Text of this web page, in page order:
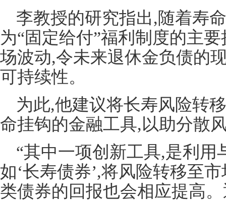
李教授的研究指出,随着寿
为“固定给付”福利制度的主
场波动,令未来退休金负债的
可持续性。
为此,他建议将长寿风险转
命挂钩的金融工具,以助分散
“其中一项创新工具,是利
如‘长寿债券’,将风险转移至
类债券的回报也会相应提高